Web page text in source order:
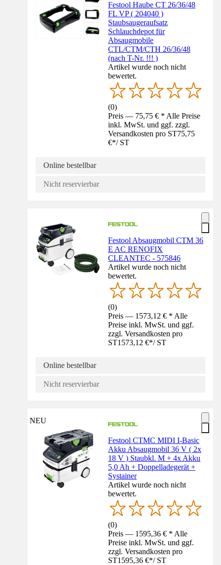
Festool Haube CT 26/36/48
FL VP ( 204040 )
Staubsaugeraufsatz
Schlauchdepot für
Absaugmobile
CTL/CTM/CTH 26/36/48
(nach T-Nr. !!! )
Artikel wurde noch nicht
bewertet.
(0)
Preis — 75,75 € * Alle Preise
inkl. MwSt. und ggf. zzgl.
Versandkosten pro ST75,75
€*/ ST
Online bestellbar
Nicht reservierbar
Festool Absaugmobil CTM 36
E AC RENOFIX
CLEANTEC - 575846
Artikel wurde noch nicht
bewertet.
(0)
Preis — 1573,12 € * Alle
Preise inkl. MwSt. und ggf.
zzgl. Versandkosten pro
ST1573,12 €*/ ST
Online bestellbar
Nicht reservierbar
NEU
Festool CTMC MIDI I-Basic
Akku Absaugmobil 36 V ( 2x
18 V ) Staubkl. M + 4x Akku
5,0 Ah + Doppelladegerät +
Systainer
Artikel wurde noch nicht
bewertet.
(0)
Preis — 1595,36 € * Alle
Preise inkl. MwSt. und ggf.
zzgl. Versandkosten pro
ST1595,36 €*/ ST